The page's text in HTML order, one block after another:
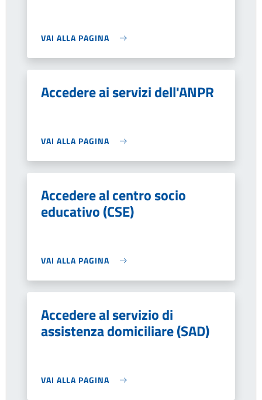
VAI ALLA PAGINA
Accedere ai servizi dell'ANPR
VAI ALLA PAGINA
Accedere al centro socio
educativo (CSE)
VAI ALLA PAGINA
Accedere al servizio di
assistenza domiciliare (SAD)
VAI ALLA PAGINA